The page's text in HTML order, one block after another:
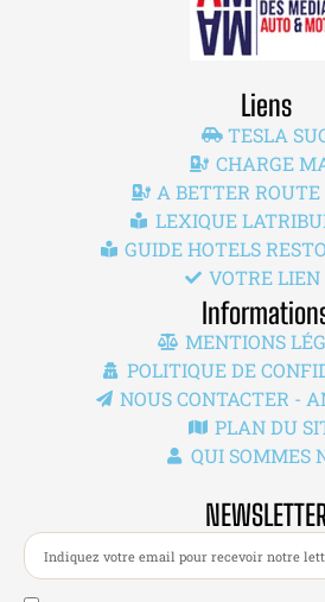
Liens
TESLA
CHARGE
A BETTER
LEXIQUE
GUIDE HOTELS
VOTRE LIEN
MENTIONS
POLITIQUE DE
NOUS CONTACTER -
PLAN DU
QUI SOMMES